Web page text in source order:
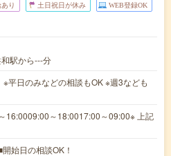
り 土日祝日が休み WEB登録OK
駅から---分
※平日のみなどの相談もOK ※週3なども
16:0009:00～18:0017:00～09:00※ 上記
始日の相談OK！